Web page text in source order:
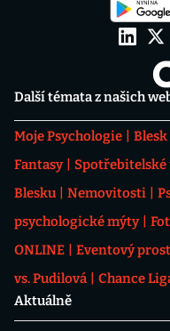
Další témata z našich
Moje Psychologie
Fantasy
Spotřebitelské
Blesku
Nemovitosti
psychologické mýty
ONLINE
Eventový
vs. Pudilová
Chance
Aktuálně